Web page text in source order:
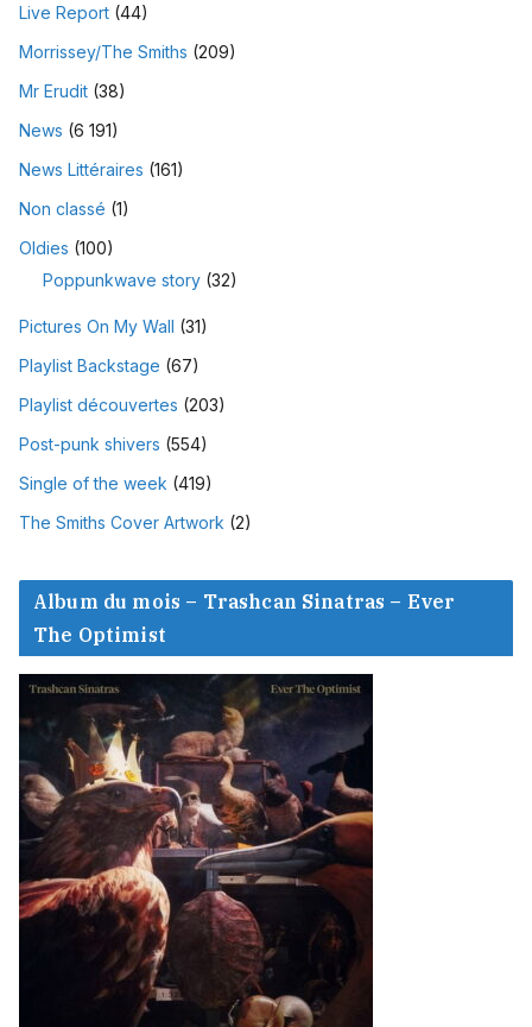
Live Report (44)
Morrissey/The Smiths (209)
Mr Erudit (38)
News (6 191)
News Littéraires (161)
Non classé (1)
Oldies (100)
Poppunkwave story (32)
Pictures On My Wall (31)
Playlist Backstage (67)
Playlist découvertes (203)
Post-punk shivers (554)
Single of the week (419)
The Smiths Cover Artwork (2)
Album du mois – Trashcan Sinatras – Ever
The Optimist